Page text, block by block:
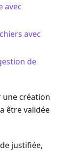
avec
avec
de
une création
être validée
justifiée,